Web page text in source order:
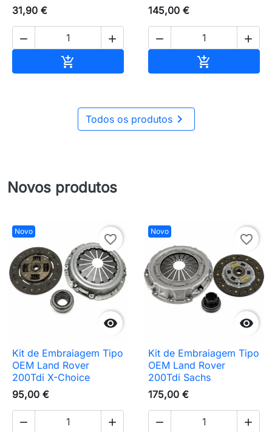
31,90 €
 

145,00 €
 

Todos os produtos
Novos produtos
Novo

favorite_border
Kit de Embraiagem Tipo
OEM Land Rover
200Tdi X-Choice
95,00 €
 
Novo

favorite_border
Kit de Embraiagem Tipo
OEM Land Rover
200Tdi Sachs
175,00 €
 